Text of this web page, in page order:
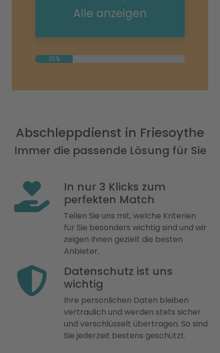
Alle anzeigen
25%
Abschleppdienst in Friesoythe
Immer die passende Lösung für Sie
In nur 3 Klicks zum
perfekten Match
Teilen Sie uns mit, welche Kriterien
für Sie besonders wichtig sind und wir
zeigen Ihnen gezielt die besten
Anbieter.
Datenschutz ist uns
wichtig
Ihre persönlichen Daten bleiben
vertraulich und werden stets sicher
und verschlüsselt übertragen. So sind
Sie jederzeit bestens geschützt.